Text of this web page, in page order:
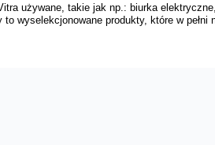
używane, takie jak np.: biurka
wyselekcjonowane produkty, które w